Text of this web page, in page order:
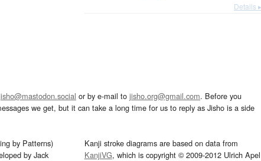
Details ▸
or by e-mail to jisho.org@gmail.com. Before you
we get, but it can take a long time for us to reply as Jisho is a side
by Patterns)
by Jack
Kanji stroke diagrams are based on data from
KanjiVG, which is copyright © 2009-2012 Ulrich Apel